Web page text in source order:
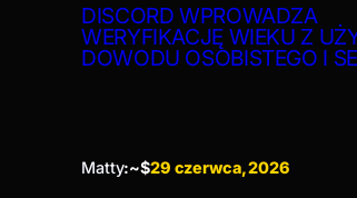
DISCORD WPROWADZA
WERYFIKACJĘ WIEKU Z
DOWODU OSOBISTEGO I
Matty:~$29 czerwca, 2026